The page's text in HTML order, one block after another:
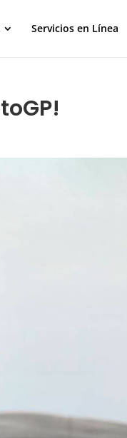
Servicios en Línea